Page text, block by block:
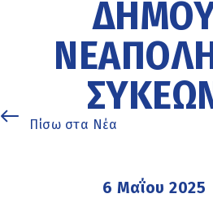
Πίσω στα Νέα
6 Μαΐου 2025